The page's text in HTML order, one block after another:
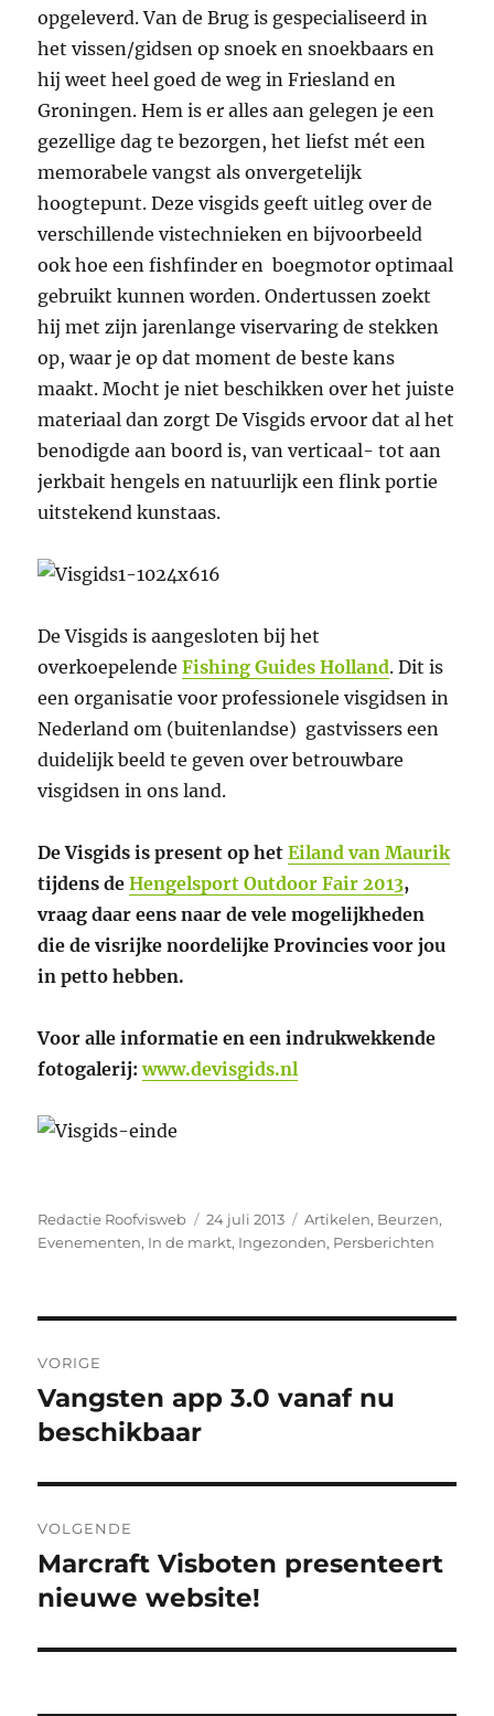
opgeleverd. Van de Brug is gespecialiseerd in
het vissen/gidsen op snoek en snoekbaars en
hij weet heel goed de weg in Friesland en
Groningen. Hem is er alles aan gelegen je een
gezellige dag te bezorgen, het liefst mét een
memorabele vangst als onvergetelijk
hoogtepunt. Deze visgids geeft uitleg over de
verschillende vistechnieken en bijvoorbeeld
ook hoe een fishfinder en boegmotor optimaal
gebruikt kunnen worden. Ondertussen zoekt
hij met zijn jarenlange viservaring de stekken
op, waar je op dat moment de beste kans
maakt. Mocht je niet beschikken over het juiste
materiaal dan zorgt De Visgids ervoor dat al het
benodigde aan boord is, van verticaal- tot aan
jerkbait hengels en natuurlijk een flink portie
uitstekend kunstaas.
De Visgids is aangesloten bij het
overkoepelendeFishing Guides Holland. Dit is
een organisatie voor professionele visgidsen in
Nederland om (buitenlandse) gastvissers een
duidelijk beeld te geven over betrouwbare
visgidsen in ons land.
De Visgids is present op hetEiland van Maurik
tijdens deHengelsport Outdoor Fair 2013,
vraag daar eens naar de vele mogelijkheden
die de visrijke noordelijke Provincies voor jou
in petto hebben.
Voor alle informatie en een indrukwekkende
fotogalerij:www.devisgids.nl
Auteur
Redactie Roofvisweb
Geplaatst
op
24 juli 2013 Categorieën
Artikelen, Beurzen,
Evenementen, In de markt, Ingezonden, Persberichten
navigatie
VORIGE
Vorig
bericht:
Vangsten app 3.0 vanaf nu
beschikbaar
VOLGENDE
Volgend
bericht:
Marcraft Visboten presenteert
nieuwe website!